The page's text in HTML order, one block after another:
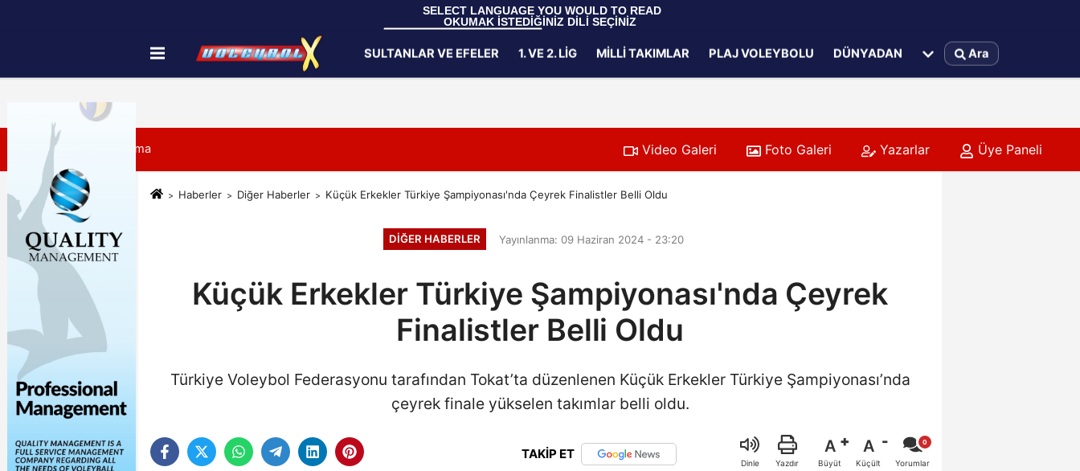
SELECT LANGUAGE YOU WOULD TO READ
OKUMAK İSTEDİĞİNİZ DİLİ SEÇİNİZ
İletişim Çerez Politikası
SULTANLAR VE EFELER 1. VE 2. LIG MILLI TAKIMLAR PLAJ VOLEYBOLU DÜNYADAN Ara
7 Ağustos 2026, Cuma Video Galeri Foto Galeri Yazarlar Üye Paneli
Haberler Diğer Haberler Küçük Erkekler Türkiye Şampiyonası'nda Çeyrek Finalistler Belli Oldu
DIĞER HABERLER Yayınlanma: 09 Haziran 2024 - 23:20
Küçük Erkekler Türkiye Şampiyonası'nda Çeyrek
Finalistler Belli Oldu
Türkiye Voleybol Federasyonu tarafından Tokat’ta düzenlenen Küçük Erkekler Türkiye Şampiyonası’nda
çeyrek finale yükselen takımlar belli oldu.
TAKİP ET
Dinle Yazdır
A
Büyüt
A
Küçült Yorumlar